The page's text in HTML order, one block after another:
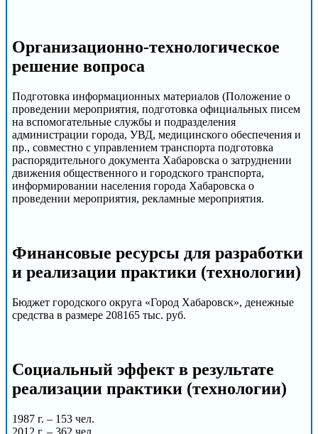
Организационно-технологическое
решение вопроса
Подготовка информационных материалов (Положение о
проведении мероприятия, подготовка официальных писем
на вспомогательные службы и подразделения
администрации города, УВД, медицинского обеспечения и
пр., совместно с управлением транспорта подготовка
распорядительного документа Хабаровска о затруднении
движения общественного и городского транспорта,
информировании населения города Хабаровска о
проведении мероприятия, рекламные мероприятия.
Финансовые ресурсы для разработки
и реализации практики (технологии)
Бюджет городского округа «Город Хабаровск», денежные
средства в размере 208165 тыс. руб.
Социальный эффект в результате
реализации практики (технологии)
1987 г. – 153 чел.
2012 г. – 362 чел.